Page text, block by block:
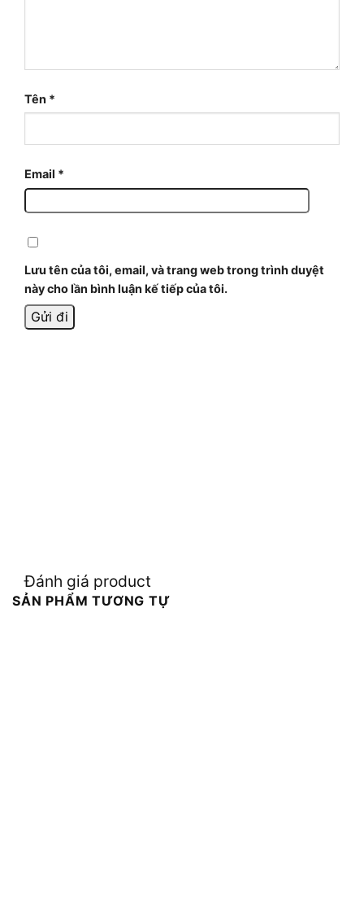
Tên *
Email *
Lưu tên của tôi, email, và trang web trong trình duyệt
này cho lần bình luận kế tiếp của tôi.
Đánh giá product
SẢN PHẨM TƯƠNG TỰ